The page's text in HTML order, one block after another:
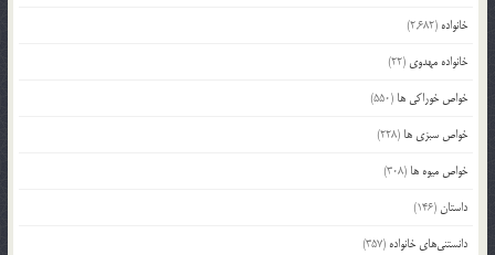
خانواده (2,682)
خانواده مهدوی (22)
خواص خوراکی ها (550)
خواص سبزی ها (228)
خواص میوه ها (308)
داستان(146)
دانستنی‌های خانواده (357)